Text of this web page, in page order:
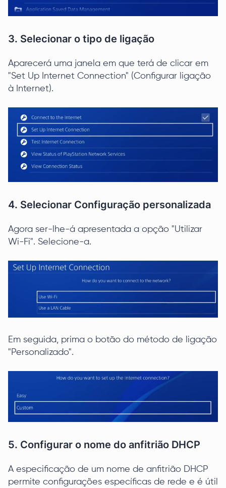
3. Selecionar o tipo de ligação
Aparecerá uma janela em que terá de clicar em
"Set Up Internet Connection" (Configurar ligação
à Internet).
4. Selecionar Configuração personalizada
Agora ser-lhe-á apresentada a opção "Utilizar
Wi-Fi". Selecione-a.
Em seguida, prima o botão do método de ligação
"Personalizado".
5. Configurar o nome do anfitrião DHCP
A especificação de um nome de anfitrião DHCP
permite configurações específicas de rede e é útil